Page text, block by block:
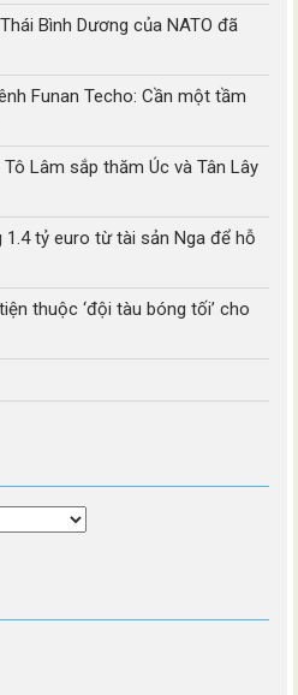
Bình Dương của NATO đã
Funan Techo: Cần một tầm
Lâm sắp thăm Úc và Tân Lây
tỷ euro từ tài sản Nga để hỗ
thuộc ‘đội tàu bóng tối’ cho